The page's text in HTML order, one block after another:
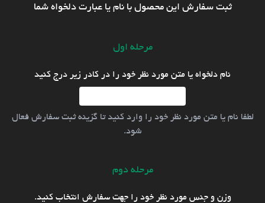
ثبت سفارش این محصول با نام یا عبارت دلخواه شما
مرحله اول
نام دلخواه یا متن مورد نظر خود را در کادر زیر درج کنید
لطفا نام یا متن مورد نظر خود را وارد کنید تا گزینه ثبت سفارش فعال
شود.
مرحله دوم
وزن و جنس مورد نظر خود را جهت سفارش انتخاب کنید.